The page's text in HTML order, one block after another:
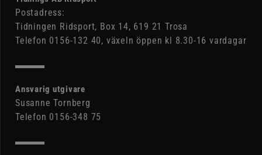
Postadress:
Tidningen Ridsport, Box 14, 619 21 Trosa
Telefon 0156-132 40, växeln öppen kl 8.30-16 vardagar
Ansvarig utgivare
Susanne Tornberg
Telefon 0156-348 75